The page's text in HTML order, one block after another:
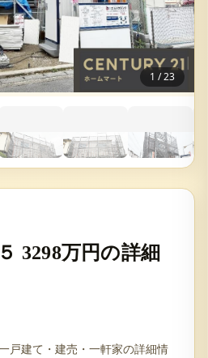
1 /23
3298万円の詳細
戸建て・建売・一軒家の詳細情